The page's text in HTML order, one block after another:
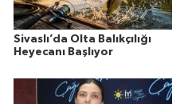
Sivaslı’da Olta Balıkçılığı
Heyecanı Başlıyor